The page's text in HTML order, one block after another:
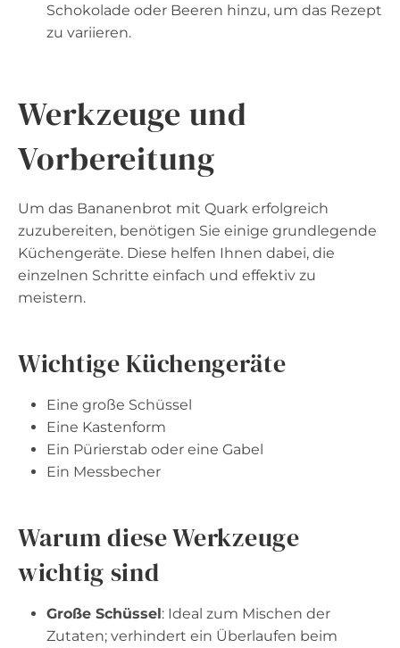
Schokolade oder Beeren hinzu, um das Rezept
zu variieren.
Werkzeuge und
Vorbereitung
Um das Bananenbrot mit Quark erfolgreich
zuzubereiten, benötigen Sie einige grundlegende
Küchengeräte. Diese helfen Ihnen dabei, die
einzelnen Schritte einfach und effektiv zu
meistern.
Wichtige Küchengeräte
Eine große Schüssel
Eine Kastenform
Ein Pürierstab oder eine Gabel
Ein Messbecher
Warum diese Werkzeuge
wichtig sind
Große Schüssel: Ideal zum Mischen der
Zutaten; verhindert ein Überlaufen beim